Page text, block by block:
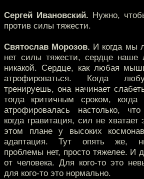
Сергей Ивановский. Нужно,
против силы тяжести.
Святослав Морозов. И когда мы
нет силы тяжести, сердце наше
никакой. Сердце, как любая
атрофироваться. Когда
тренируешь, она начинает
тогда критичным сроком,
атрофировалась настолько,
когда гравитация, сил не хватает
этом плане у высоких
адаптация. Тут опять же,
проблемы нет, просто тяжелее. И
от человека. Для кого-то это
для кого-то это нормально.